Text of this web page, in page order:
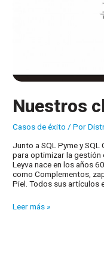
Nuestros
Casos de éxito / Por
Junto a SQL Pyme y
para optimizar la gestión
Leyva nace en los años
como Complementos,
Piel. Todos sus artículos
Nuestros
Leer más »